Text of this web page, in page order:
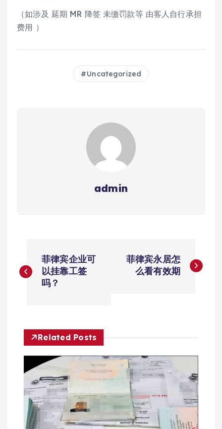
（如涉及 延期 MR 降签 未缴罚款等 由客人自行承担
费用 ）
Uncategorized
admin
章
航
菲律宾企业可
以挂靠工签
吗？
菲律宾永居怎
么看有效期
Related Posts